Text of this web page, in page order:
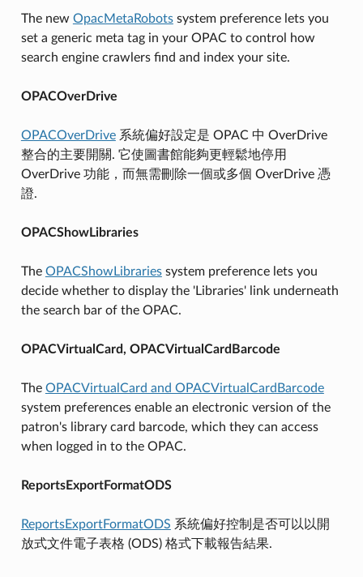
The new OpacMetaRobotssystem preference lets you
set a generic meta tag in your OPAC to control how
search engine crawlers find and index your site.
OPACOverDrive
OPACOverDrive系統偏好設定是 OPAC 中 OverDrive
整合的主要開關. 它使圖書館能夠更輕鬆地停用
OverDrive 功能，而無需刪除一個或多個 OverDrive 憑
證.
OPACShowLibraries
The OPACShowLibrariessystem preference lets you
decide whether to display the 'Libraries' link underneath
the search bar of the OPAC.
OPACVirtualCard, OPACVirtualCardBarcode
The OPACVirtualCard and OPACVirtualCardBarcode
system preferences enable an electronic version of the
patron's library card barcode, which they can access
when logged in to the OPAC.
ReportsExportFormatODS
ReportsExportFormatODS 系統偏好控制是否可以以開
放式文件電子表格 (ODS) 格式下載報告結果.